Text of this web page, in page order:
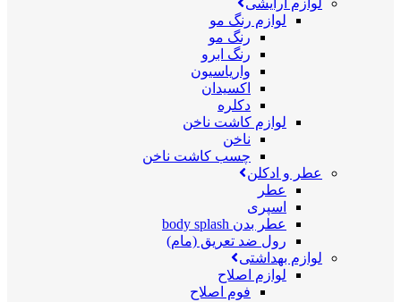
لوازم آرایشی
لوازم رنگ مو
رنگ مو
رنگ ابرو
واریاسیون
اکسیدان
دکلره
لوازم کاشت ناخن
ناخن
چسب کاشت ناخن
عطر و ادکلن
عطر
اسپری
عطر بدن body splash
رول ضد تعریق (مام)
لوازم بهداشتی
لوازم اصلاح
فوم اصلاح